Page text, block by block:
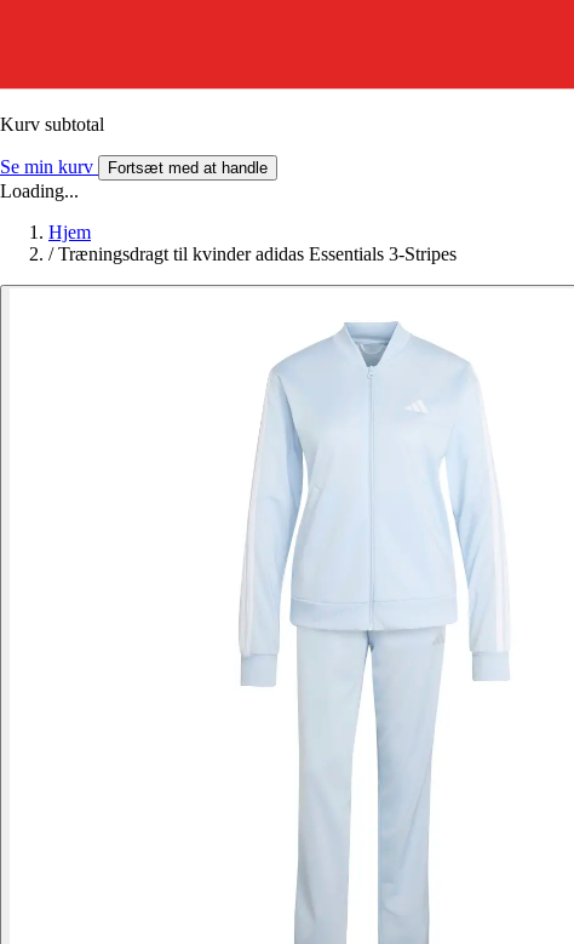
Kurv subtotal
Se min kurv Fortsæt med at handle
Loading...
Hjem
/ Træningsdragt til kvinder adidas Essentials 3-Stripes